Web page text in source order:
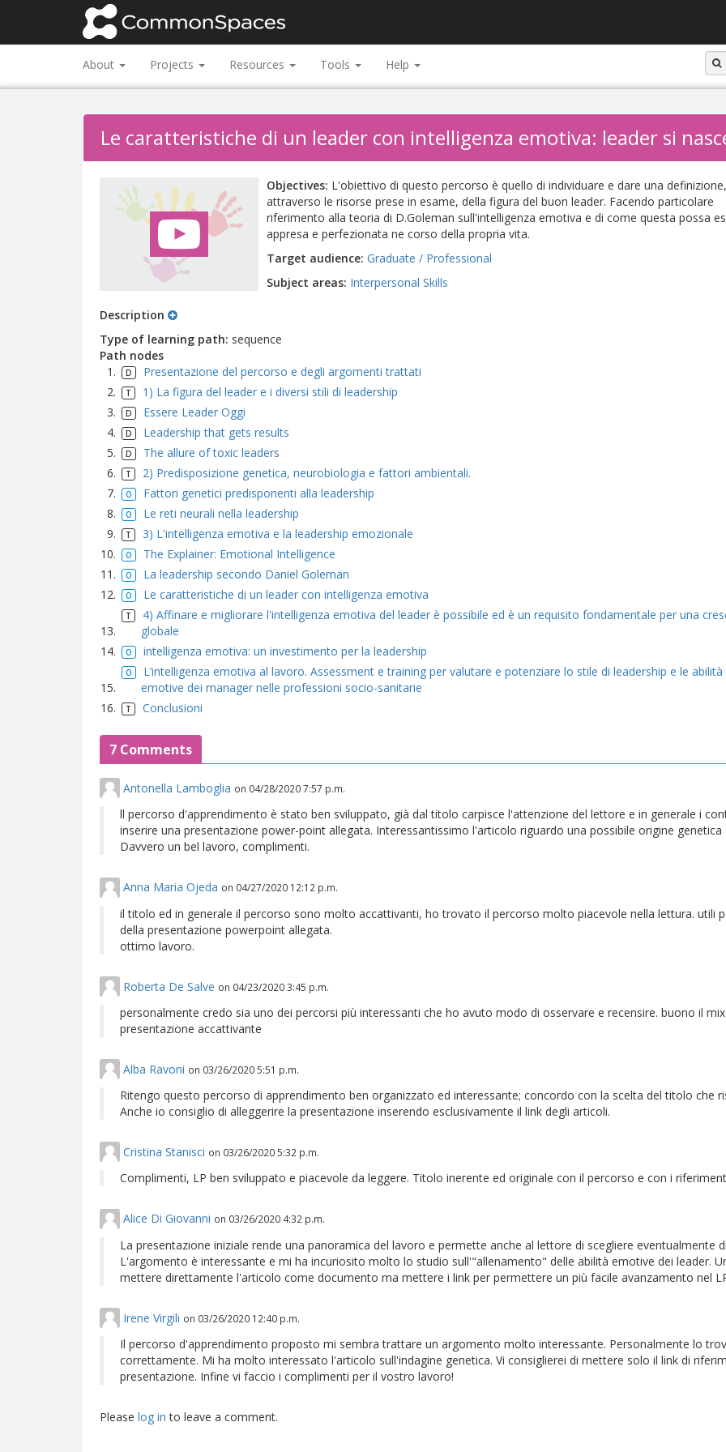
About Projects Resources Tools Help
Le caratteristiche di un leader con intelligenza emotiva: leader si
Objectives L'obiettivo di questo percorso è quello di individuare e dare una definizione,
attraverso le risorse prese in esame, della figura del buon leader. Facendo particolare
riferimento alla teoria di D.Goleman sull'intelligenza emotiva e di come questa possa
appresa e perfezionata ne corso della propria vita.
Target audience Graduate / Professional
Subject areas Interpersonal Skills
Description
Type of learning path sequence
Path nodes
Presentazione del percorso e degli argomenti trattati
1) La figura del leader e i diversi stili di leadership
Essere Leader Oggi
Leadership that gets results
The allure of toxic leaders
2) Predisposizione genetica, neurobiologia e fattori ambientali.
Fattori genetici predisponenti alla leadership
Le reti neurali nella leadership
3) L'intelligenza emotiva e la leadership emozionale
The Explainer: Emotional Intelligence
La leadership secondo Daniel Goleman
Le caratteristiche di un leader con intelligenza emotiva
4) Affinare e migliorare l'intelligenza emotiva del leader è possibile ed è un requisito fondamentale per una
globale
intelligenza emotiva: un investimento per la leadership
L’intelligenza emotiva al lavoro. Assessment e training per valutare e potenziare lo stile di leadership e le abilità
emotive dei manager nelle professioni socio-sanitarie
Conclusioni
7 Comments
Antonella Lamboglia on 04/28/2020 7:57 p.m.
ll percorso d'apprendimento è stato ben sviluppato, già dal titolo carpisce l'attenzione del lettore e in generale i
inserire una presentazione power-point allegata. Interessantissimo l'articolo riguardo una possibile origine
Davvero un bel lavoro, complimenti.
Anna Maria Ojeda on 04/27/2020 12:12 p.m.
il titolo ed in generale il percorso sono molto accattivanti, ho trovato il percorso molto piacevole nella lettura. utili
della presentazione powerpoint allegata.
ottimo lavoro.
Roberta De Salve on 04/23/2020 3:45 p.m.
personalmente credo sia uno dei percorsi più interessanti che ho avuto modo di osservare e recensire. buono il
presentazione accattivante
Alba Ravoni on 03/26/2020 5:51 p.m.
Ritengo questo percorso di apprendimento ben organizzato ed interessante; concordo con la scelta del titolo che
Anche io consiglio di alleggerire la presentazione inserendo esclusivamente il link degli articoli.
Cristina Stanisci on 03/26/2020 5:32 p.m.
Complimenti, LP ben sviluppato e piacevole da leggere. Titolo inerente ed originale con il percorso e con i
Alice Di Giovanni on 03/26/2020 4:32 p.m.
La presentazione iniziale rende una panoramica del lavoro e permette anche al lettore di scegliere
L'argomento è interessante e mi ha incuriosito molto lo studio sull'"allenamento" delle abilità emotive dei leader.
mettere direttamente l'articolo come documento ma mettere i link per permettere un più facile avanzamento nel
Irene Virgili on 03/26/2020 12:40 p.m.
Il percorso d'apprendimento proposto mi sembra trattare un argomento molto interessante. Personalmente lo
correttamente. Mi ha molto interessato l'articolo sull'indagine genetica. Vi consiglierei di mettere solo il link di
presentazione. Infine vi faccio i complimenti per il vostro lavoro!
Please log in to leave a comment.